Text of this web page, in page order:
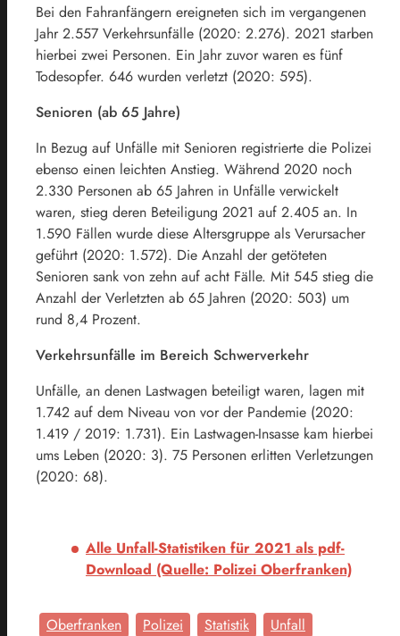
Bei den Fahranfängern ereigneten sich im vergangenen
Jahr 2.557 Verkehrsunfälle (2020: 2.276). 2021 starben
hierbei zwei Personen. Ein Jahr zuvor waren es fünf
Todesopfer. 646 wurden verletzt (2020: 595).
Senioren (ab 65 Jahre)
In Bezug auf Unfälle mit Senioren registrierte die Polizei
ebenso einen leichten Anstieg. Während 2020 noch
2.330 Personen ab 65 Jahren in Unfälle verwickelt
waren, stieg deren Beteiligung 2021 auf 2.405 an. In
1.590 Fällen wurde diese Altersgruppe als Verursacher
geführt (2020: 1.572). Die Anzahl der getöteten
Senioren sank von zehn auf acht Fälle. Mit 545 stieg die
Anzahl der Verletzten ab 65 Jahren (2020: 503) um
rund 8,4 Prozent.
Verkehrsunfälle im Bereich Schwerverkehr
Unfälle, an denen Lastwagen beteiligt waren, lagen mit
1.742 auf dem Niveau von vor der Pandemie (2020:
1.419 / 2019: 1.731). Ein Lastwagen-Insasse kam hierbei
ums Leben (2020: 3). 75 Personen erlitten Verletzungen
(2020: 68).
Alle Unfall-Statistiken für 2021 als pdf-
Download (Quelle: Polizei Oberfranken)
Oberfranken Polizei Statistik Unfall